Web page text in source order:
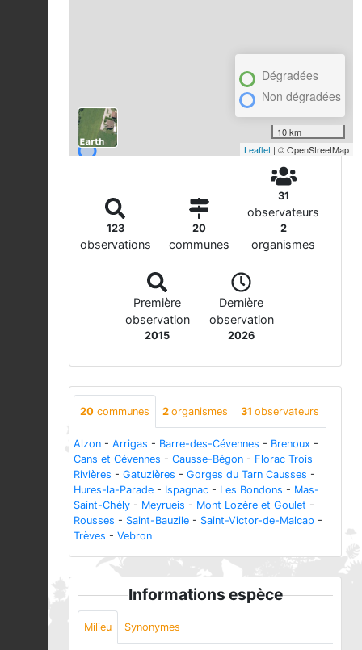
Dégradées
Non dégradées
10 km
Leaflet | © OpenStreetMap
123
observations
20
communes
31
observateurs
2
organismes
Première
observation
2015
Dernière
observation
2026
20 communes 2 organismes 31 observateurs
Alzon - Arrigas - Barre-des-Cévennes - Brenoux -
Cans et Cévennes - Causse-Bégon - Florac Trois
Rivières - Gatuzières - Gorges du Tarn Causses -
Hures-la-Parade - Ispagnac - Les Bondons - Mas-
Saint-Chély - Meyrueis - Mont Lozère et Goulet -
Rousses - Saint-Bauzile - Saint-Victor-de-Malcap -
Trèves - Vebron
Informations espèce
Milieu Synonymes